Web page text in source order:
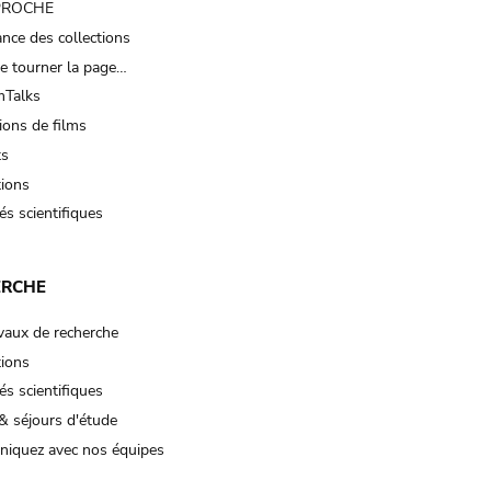
des collections
tourner la page…
de films
scientifiques
de recherche
scientifiques
séjours d'étude
avec nos équipes